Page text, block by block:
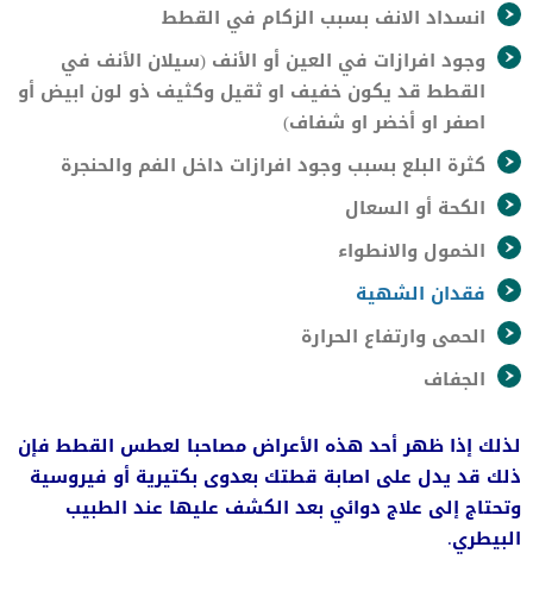
انسداد الانف بسبب الزكام في القطط
وجود افرازات في العين أو الأنف (سيلان الأنف في
القطط قد يكون خفيف او ثقيل وكثيف ذو لون ابيض أو
اصفر او أخضر او شفاف)
كثرة البلع بسبب وجود افرازات داخل الفم والحنجرة
الكحة أو السعال
الخمول والانطواء
فقدان الشهية
الحمى وارتفاع الحرارة
الجفاف
لذلك إذا ظهر أحد هذه الأعراض مصاحبا لعطس القطط فإن
ذلك قد يدل على اصابة قطتك بعدوى بكتيرية أو فيروسية
وتحتاج إلى علاج دوائي بعد الكشف عليها عند الطبيب
البيطري.